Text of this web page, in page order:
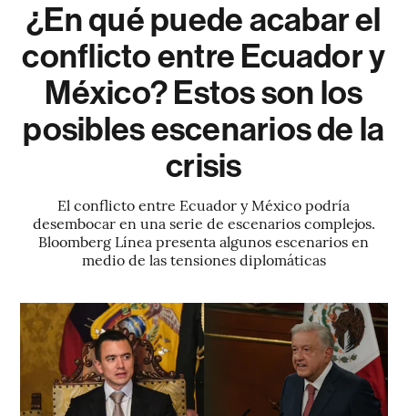
¿En qué puede acabar el
conflicto entre Ecuador y
México? Estos son los
posibles escenarios de la
crisis
El conflicto entre Ecuador y México podría
desembocar en una serie de escenarios complejos.
Bloomberg Línea presenta algunos escenarios en
medio de las tensiones diplomáticas